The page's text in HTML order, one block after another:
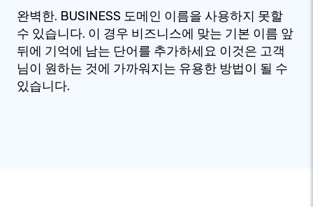
완벽한. BUSINESS 도메인 이름을 사용하지 못할
수 있습니다. 이 경우 비즈니스에 맞는 기본 이름 앞
뒤에 기억에 남는 단어를 추가하세요 이것은 고객
님이 원하는 것에 가까워지는 유용한 방법이 될 수
있습니다.